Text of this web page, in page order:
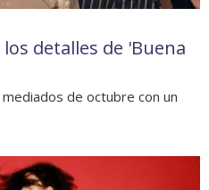
detalles de 'Buena
de octubre con un